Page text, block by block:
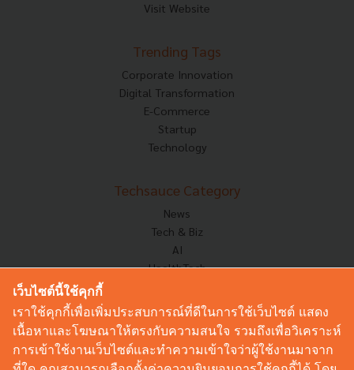
Visit Website
Trending Tags
Corporate Innovation
Digital Transformation
E-Commerce
Startup
Technology
Techsauce Category
News
Tech & Biz
AI
HealthTech
Corp Innov
Saucy Thoughts
Sustainable
เว็บไซต์นี้ใช้คุกกี้
เราใช้คุกกี้เพื่อเพิ่มประสบการณ์ที่ดีในการใช้เว็บไซต์ แสดง
เนื้อหาและโฆษณาให้ตรงกับความสนใจ รวมถึงเพื่อวิเคราะห์
การเข้าใช้งานเว็บไซต์และทำความเข้าใจว่าผู้ใช้งานมาจาก